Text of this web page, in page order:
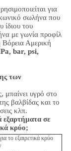
για
κωνικό σωλήνα που
ίδιου του
με γωνία προφίλ
Βόρεια Αμερική
bar, psi,
των
υγρό στο
βαλβίδας και το
κλπ.
εξαρτήματα σε
κρύο;
το εξαιρετικά κρύο